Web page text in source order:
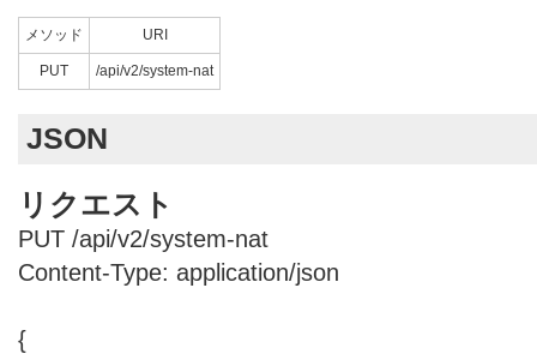
メソッド URI
PUT /api/v2/system-nat
JSON
リクエスト
PUT /api/v2/system-nat
Content-Type: application/json
{